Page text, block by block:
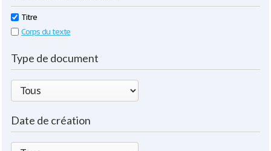
Titre
Corps du texte
Type de document
Date de création